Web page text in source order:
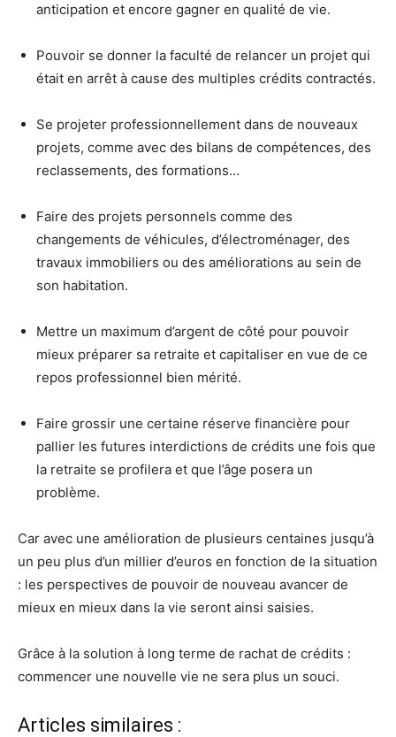
anticipation et encore gagner en qualité de vie.
Pouvoir se donner la faculté de relancer un projet qui
était en arrêt à cause des multiples crédits contractés.
Se projeter professionnellement dans de nouveaux
projets, comme avec des bilans de compétences, des
reclassements, des formations…
Faire des projets personnels comme des
changements de véhicules, d’électroménager, des
travaux immobiliers ou des améliorations au sein de
son habitation.
Mettre un maximum d’argent de côté pour pouvoir
mieux préparer sa retraite et capitaliser en vue de ce
repos professionnel bien mérité.
Faire grossir une certaine réserve financière pour
pallier les futures interdictions de crédits une fois que
la retraite se profilera et que l’âge posera un
problème.
Car avec une amélioration de plusieurs centaines jusqu’à
un peu plus d’un millier d’euros en fonction de la situation
: les perspectives de pouvoir de nouveau avancer de
mieux en mieux dans la vie seront ainsi saisies.
Grâce à la solution à long terme de rachat de crédits :
commencer une nouvelle vie ne sera plus un souci.
Articles similaires :